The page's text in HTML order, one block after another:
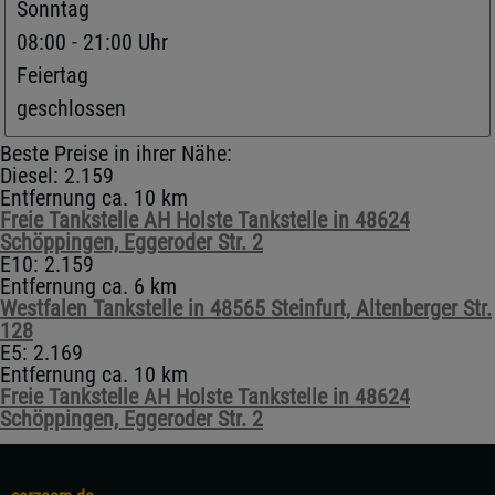
Sonntag
08:00 - 21:00 Uhr
Feiertag
geschlossen
Beste Preise in ihrer Nähe:
Diesel: 2.159
Entfernung ca. 10 km
Freie Tankstelle AH Holste Tankstelle in 48624
Schöppingen, Eggeroder Str. 2
E10: 2.159
Entfernung ca. 6 km
Westfalen Tankstelle in 48565 Steinfurt, Altenberger Str.
128
E5: 2.169
Entfernung ca. 10 km
Freie Tankstelle AH Holste Tankstelle in 48624
Schöppingen, Eggeroder Str. 2